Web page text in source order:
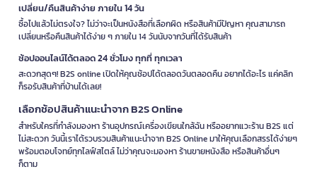
เปลี่ยน/คืนสินค้าง่าย ภายใน 14 วัน
ซื้อไปแล้วไม่ตรงใจ? ไม่ว่าจะเป็นหนังสือที่เลือกผิด หรือสินค้ามีปัญหา คุณสามารถ
เปลี่ยนหรือคืนสินค้าได้ง่าย ๆ ภายใน 14 วันนับจากวันที่ได้รับสินค้า
ช้อปออนไลน์ได้ตลอด 24 ชั่วโมง ทุกที่ ทุกเวลา
สะดวกสุดๆ! B2S online เปิดให้คุณช้อปได้ตลอดวันตลอดคืน อยากได้อะไร แค่คลิก
ก็รอรับสินค้าที่บ้านได้เลย!
เลือกช้อปสินค้าแนะนำจาก B2S Online
สำหรับใครที่กำลังมองหา ร้านอุปกรณ์เครื่องเขียนใกล้ฉัน หรืออยากแวะร้าน B2S แต่
ไม่สะดวก วันนี้เราได้รวบรวมสินค้าแนะนำจาก B2S Online มาให้คุณเลือกสรรได้ง่ายๆ
พร้อมตอบโจทย์ทุกไลฟ์สไตล์ ไม่ว่าคุณจะมองหา ร้านขายหนังสือ หรือสินค้าอื่นๆ
ก็ตาม